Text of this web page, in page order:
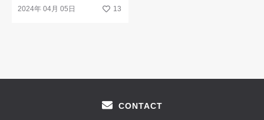
そぼう」シリーズが新登場
2024年 04月 05日 13
CONTACT